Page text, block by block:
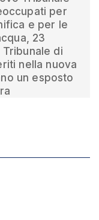
per
e per le
23
di
nella nuova
un esposto